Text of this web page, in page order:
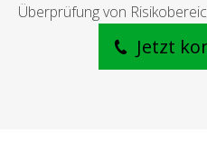
Überprüfung von
Jetzt